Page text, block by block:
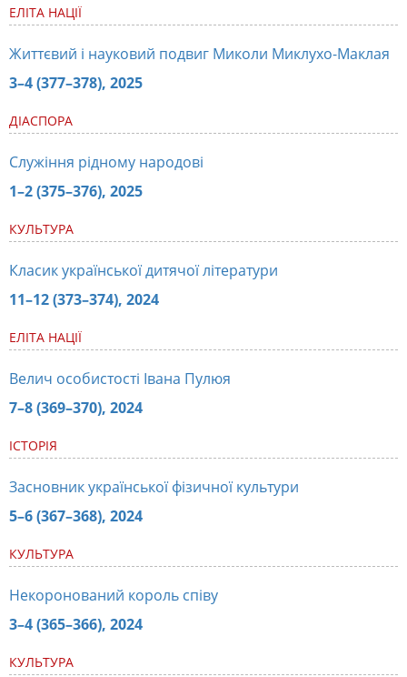
ЕЛІТА НАЦІЇ
Життєвий і науковий подвиг Миколи Миклухо-Маклая
3–4 (377–378), 2025
ДІАСПОРА
Служіння рідному народові
1–2 (375–376), 2025
КУЛЬТУРА
Класик української дитячої літератури
11–12 (373–374), 2024
ЕЛІТА НАЦІЇ
Велич особистості Івана Пулюя
7–8 (369–370), 2024
ІСТОРІЯ
Засновник української фізичної культури
5–6 (367–368), 2024
КУЛЬТУРА
Некоронований король співу
3–4 (365–366), 2024
КУЛЬТУРА